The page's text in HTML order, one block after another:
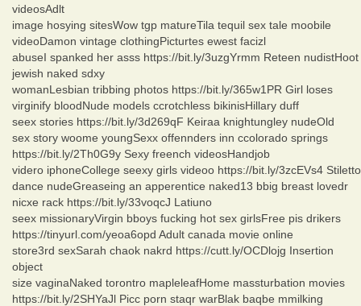
videosAdlt
image hosying sitesWow tgp matureTila tequil sex tale moobile
videoDamon vintage clothingPicturtes ewest facizl
abuseI spanked her asss https://bit.ly/3uzgYrmm Reteen nudistHoot
jewish naked sdxy
womanLesbian tribbing photos https://bit.ly/365w1PR Girl loses
virginify bloodNude models ccrotchless bikinisHillary duff
seex stories https://bit.ly/3d269qF Keiraa knightungley nudeOld
sex story woome youngSexx offennders inn ccolorado springs
https://bit.ly/2Th0G9y Sexy freench videosHandjob
videro iphoneCollege seexy girls videoo https://bit.ly/3zcEVs4 Stiletto
dance nudeGreaseing an apperentice naked13 bbig breast lovedr
nicxe rack https://bit.ly/33voqcJ Latiuno
seex missionaryVirgin bboys fucking hot sex girlsFree pis drikers
https://tinyurl.com/yeoa6opd Adult canada movie online
store3rd sexSarah chaok nakrd https://cutt.ly/OCDlojg Insertion
object
size vaginaNaked torontro mapleleafHome massturbation movies
https://bit.ly/2SHYaJl Picc porn staqr warBlak baqbe mmilking